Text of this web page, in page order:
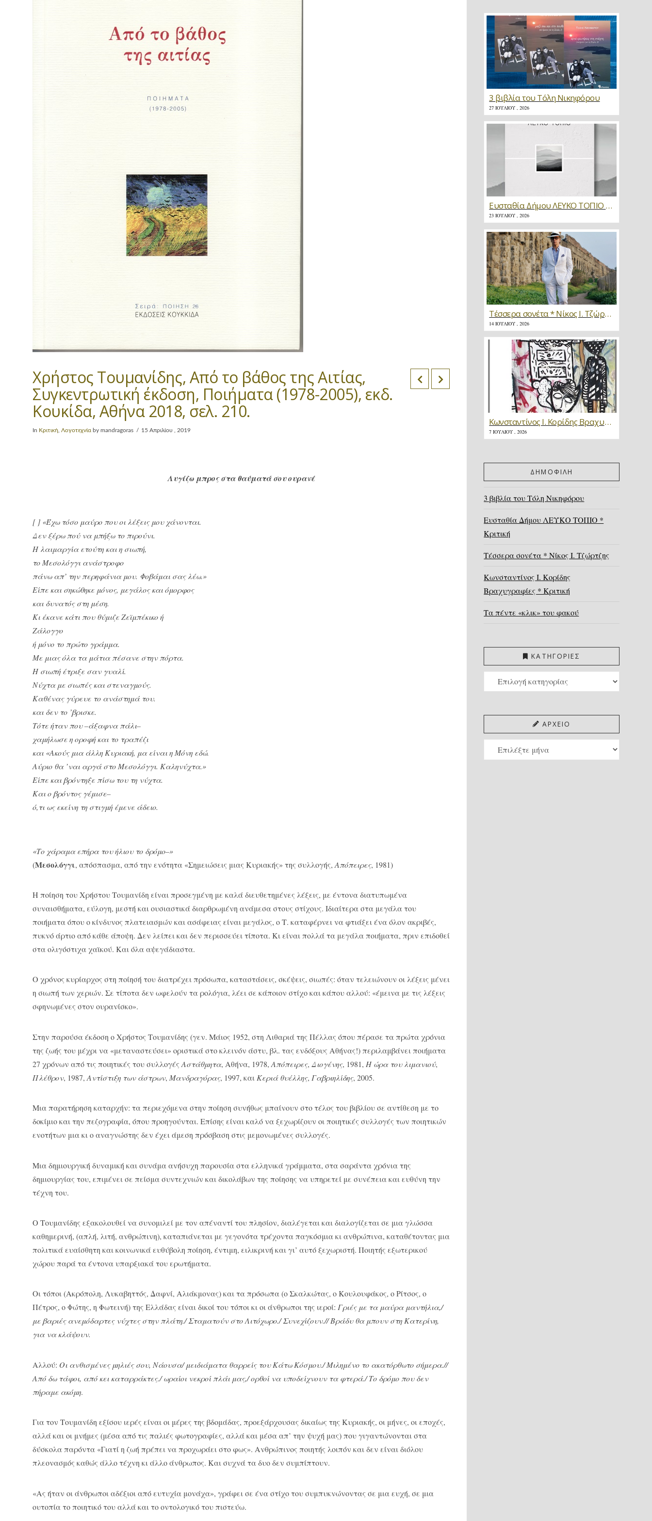
Χρήστος Τουμανίδης, Από το βάθος της Αιτίας,
Συγκεντρωτική έκδοση, Ποιήματα (1978-2005), εκδ.
Κουκίδα, Αθήνα 2018, σελ. 210.
In Κριτική ,Λογοτεχνία by mandragoras 15 Απριλίου , 2019
Λυγίζω μπρος στα θαύματά σου ουρανέ
[ ] «Έχω τόσο μαύρο που οι λέξεις μου χάνονται.
Δεν ξέρω πού να μπήξω το πιρούνι.
Η λαιμαργία ετούτη και η σιωπή,
το Μεσολόγγι ανάστροφο
πάνω απ’ την περηφάνια μου. Φοβάμαι σας λέω.»
Είπε και σηκώθηκε μόνος, μεγάλος και όμορφος
και δυνατός στη μέση.
Κι έκανε κάτι που θύμιζε Ζεϊμπέκικο ή
Ζάλογγο
ή μόνο το πρώτο γράμμα.
Με μιας όλα τα μάτια πέσανε στην πόρτα.
Η σιωπή έτριξε σαν γυαλί.
Νύχτα με σιωπές και στεναγμούς.
Καθένας γύρευε το ανάστημά του.
και δεν το ’βρισκε.
Τότε ήταν που –άξαφνα πάλι–
χαμήλωσε η οροφή και το τραπέζι
και «Ακούς μια άλλη Κυριακή, μα είναι η Μόνη εδώ.
Αύριο θα ’ναι αργά στο Μεσολόγγι. Καληνύχτα.»
Είπε και βρόντηξε πίσω του τη νύχτα.
Και ο βρόντος γέμισε–
ό,τι ως εκείνη τη στιγμή έμενε άδειο.
«Το χάραμα επήρα του ήλιου το δρόμο–»
(Μεσολόγγι, απόσπασμα, από την ενότητα «Σημειώσεις μιας Κυριακής» της συλλογής, Απόπειρες, 1981)
Η ποίηση του Χρήστου Τουμανίδη είναι προσεγμένη με καλά διευθετημένες λέξεις, με έντονα διατυπωμένα
συναισθήματα, εύλογη, μεστή και ουσιαστικά διαρθρωμένη ανάμεσα στους στίχους. Ιδιαίτερα στα μεγάλα του
ποιήματα όπου ο κίνδυνος πλατειασμών και ασάφειας είναι μεγάλος, ο Τ. καταφέρνει να φτιάξει ένα όλον ακριβές,
πυκνό άρτιο από κάθε άποψη. Δεν λείπει και δεν περισσεύει τίποτα. Κι είναι πολλά τα μεγάλα ποιήματα, πριν επιδοθεί
στα ολιγόστιχα χαϊκού. Και όλα αψεγάδιαστα.
Ο χρόνος κυρίαρχος στη ποίησή του διατρέχει πρόσωπα, καταστάσεις, σκέψεις, σιωπές: όταν τελειώνουν οι λέξεις μένει
η σιωπή των χεριών. Σε τίποτα δεν ωφελούν τα ρολόγια, λέει σε κάποιον στίχο και κάπου αλλού: «έμεινα με τις λέξεις
σφηνωμένες στον ουρανίσκο».
Στην παρούσα έκδοση ο Χρήστος Τουμανίδης (γεν. Μάιος 1952, στη Λιθαριά της Πέλλας όπου πέρασε τα πρώτα χρόνια
της ζωής του μέχρι να «μεταναστεύσει» οριστικά στο κλεινόν άστυ, βλ. τας ενδόξους Αθήνας!) περιλαμβάνει ποιήματα
27 χρόνων από τις ποιητικές του συλλογέςΑστάθμητα, Αθήνα, 1978,Απόπειρες, Διογένης, 1981, Η ώρα του λιμανιού,
Πλέθρον, 1987,Αντίστιξη των άστρων, Μανδραγόρας, 1997, και Κεριά θυέλλης, Γαβριηλίδης, 2005.
Μια παρατήρηση καταρχήν: τα περιεχόμενα στην ποίηση συνήθως μπαίνουν στο τέλος του βιβλίου σε αντίθεση με το
δοκίμιο και την πεζογραφία, όπου προηγούνται. Επίσης είναι καλό να ξεχωρίζουν οι ποιητικές συλλογές των ποιητικών
ενοτήτων μια κι ο αναγνώστης δεν έχει άμεση πρόσβαση στις μεμονωμένες συλλογές.
Μια δημιουργική δυναμική και συνάμα ανήσυχη παρουσία στα ελληνικά γράμματα, στα σαράντα χρόνια της
δημιουργίας του, επιμένει σε πείσμα συντεχνιών και δικολάβων της ποίησης να υπηρετεί με συνέπεια και ευθύνη την
τέχνη του.
Ο Τουμανίδης εξακολουθεί να συνομιλεί με τον απέναντί του πλησίον, διαλέγεται και διαλογίζεται σε μια γλώσσα
καθημερινή, (απλή, λιτή, ανθρώπινη), καταπιάνεται με γεγονότα τρέχοντα παγκόσμια κι ανθρώπινα, καταθέτοντας μια
πολιτικά ευαίσθητη και κοινωνικά ευθύβολη ποίηση, έντιμη, ειλικρινή και γι’ αυτό ξεχωριστή. Ποιητής εξωτερικού
χώρου παρά τα έντονα υπαρξιακά του ερωτήματα.
Οι τόποι (Ακρόπολη, Λυκαβηττός, Δαφνί, Αλιάκμονας) και τα πρόσωπα (ο Σκαλκώτας, ο Κουλουφάκος, ο Ρίτσος, ο
Πέτρος, ο Φώτης, η Φωτεινή) της Ελλάδας είναι δικοί του τόποι κι οι άνθρωποι της ιεροί:Γριές με τα μαύρα μαντήλια,/
με βαριές ανεμόδαρτες νύχτες στην πλάτη./ Σταματούν στο Λιτόχωρο./ Συνεχίζουν.// Βράδυ θα μπουν στη Κατερίνη,
για να κλάψουν.
Αλλού: Οι ανθισμένες μηλιές σου, Νάουσα/ μειδιάματα θαρρείς του Κάτω Κόσμου./ Μιλημένο το ακατόρθωτο σήμερα.//
Από δω τάφοι, από κει καταρράκτες./ ωραίοι νεκροί πλάι μας,/ ορθοί να υποδείχνουν τα φτερά./ Το δρόμο που δεν
πήραμε ακόμη.
Για τον Τουμανίδη εξίσου ιερές είναι οι μέρες της βδομάδας, προεξάρχουσας δικαίως της Κυριακής, οι μήνες, οι εποχές,
αλλά και οι μνήμες (μέσα από τις παλιές φωτογραφίες, αλλά και μέσα απ’ την ψυχή μας) που γιγαντώνονται στα
δύσκολα παρόντα «Γιατί η ζωή πρέπει να προχωράει στο φως». Ανθρώπινος ποιητής λοιπόν και δεν είναι διόλου
πλεονασμός καθώς άλλο τέχνη κι άλλο άνθρωπος. Και συχνά τα δυο δεν συμπίπτουν.
«Ας ήταν οι άνθρωποι αδέξιοι από ευτυχία μονάχα», γράφει σε ένα στίχο του συμπυκνώνοντας σε μια ευχή, σε μια
ουτοπία το ποιητικό του αλλά και το οντολογικό του πιστεύω.
3 βιβλία του Τόλη Νικηφόρου
27 ΙΟΥΛΊΟΥ , 2026
Ευσταθία Δήμου ΛΕΥΚΟ ΤΟΠΙΟ * Κριτική
23 ΙΟΥΛΊΟΥ , 2026
Τέσσερα σονέτα * Νίκος Ι. Τζώρτζης
14 ΙΟΥΛΊΟΥ , 2026
Κωνσταντίνος Ι. Κορίδης Βραχυγραφίες * Κριτική
7 ΙΟΥΛΊΟΥ , 2026
ΔΗΜΟΦΙΛΗ
3 βιβλία του Τόλη Νικηφόρου
Ευσταθία Δήμου ΛΕΥΚΟ ΤΟΠΙΟ *
Κριτική
Τέσσερα σονέτα * Νίκος Ι. Τζώρτζης
Κωνσταντίνος Ι. Κορίδης
Βραχυγραφίες * Κριτική
Τα πέντε «κλικ» του φακού
ΚΑΤΗΓΟΡΙΕΣ
ΚΑΤΗΓΟΡΙΕΣ
ΑΡΧΕΙΟ
ΑΡΧΕΙΟ